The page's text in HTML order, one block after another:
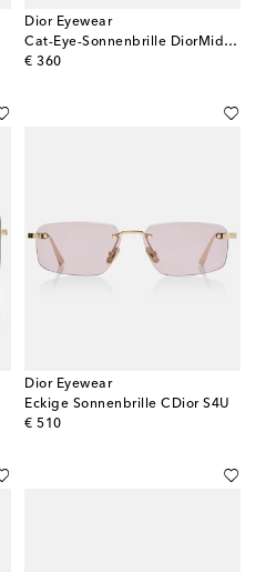
Dior Eyewear
Cat-Eye-Sonnenbrille DiorMidnight B3I
€ 360
original price
Dior Eyewear
Eckige Sonnenbrille CDior S4U
€ 510
original price